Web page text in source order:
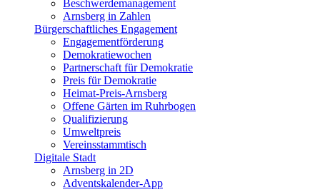
Beschwerdemanagement
Arnsberg in Zahlen
Bürgerschaftliches Engagement
Engagementförderung
Demokratiewochen
Partnerschaft für Demokratie
Preis für Demokratie
Heimat-Preis-Arnsberg
Offene Gärten im Ruhrbogen
Qualifizierung
Umweltpreis
Vereinsstammtisch
Digitale Stadt
Arnsberg in 2D
Adventskalender-App